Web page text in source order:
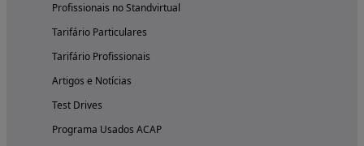
Profissionais no Standvirtual
Tarifário Particulares
Tarifário Profissionais
Artigos e Notícias
Test Drives
Programa Usados ACAP